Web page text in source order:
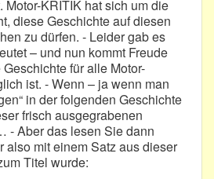
Motor-KRITIK hat sich um die
diese Geschichte auf diesen
zu dürfen. - Leider gab es
– und nun kommt Freude
für alle Motor-
ist. - Wenn – ja wenn man
in der folgenden Geschichte
frisch ausgegrabenen
- Aber das lesen Sie dann
also mit einem Satz aus dieser
Titel wurde: